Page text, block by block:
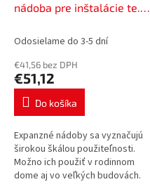
M
nádoba pre inštalácie te. a
V12Z
Odosielame do 3-5 dní
€41,56 bez DPH
€51,12
Do košíka
Expanzné nádoby sa vyznačujú
širokou škálou použiteľnosti.
Možno ich použiť v rodinnom
dome aj vo veľkých budovách.